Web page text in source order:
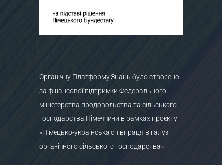
Органічну Платформу Знань було створено
за фінансової підтримки Федерального
міністерства продовольства та сільського
господарства Німеччини в рамках проєкту
«Німецько-українська співпраця в галузі
органічного сільського господарства»